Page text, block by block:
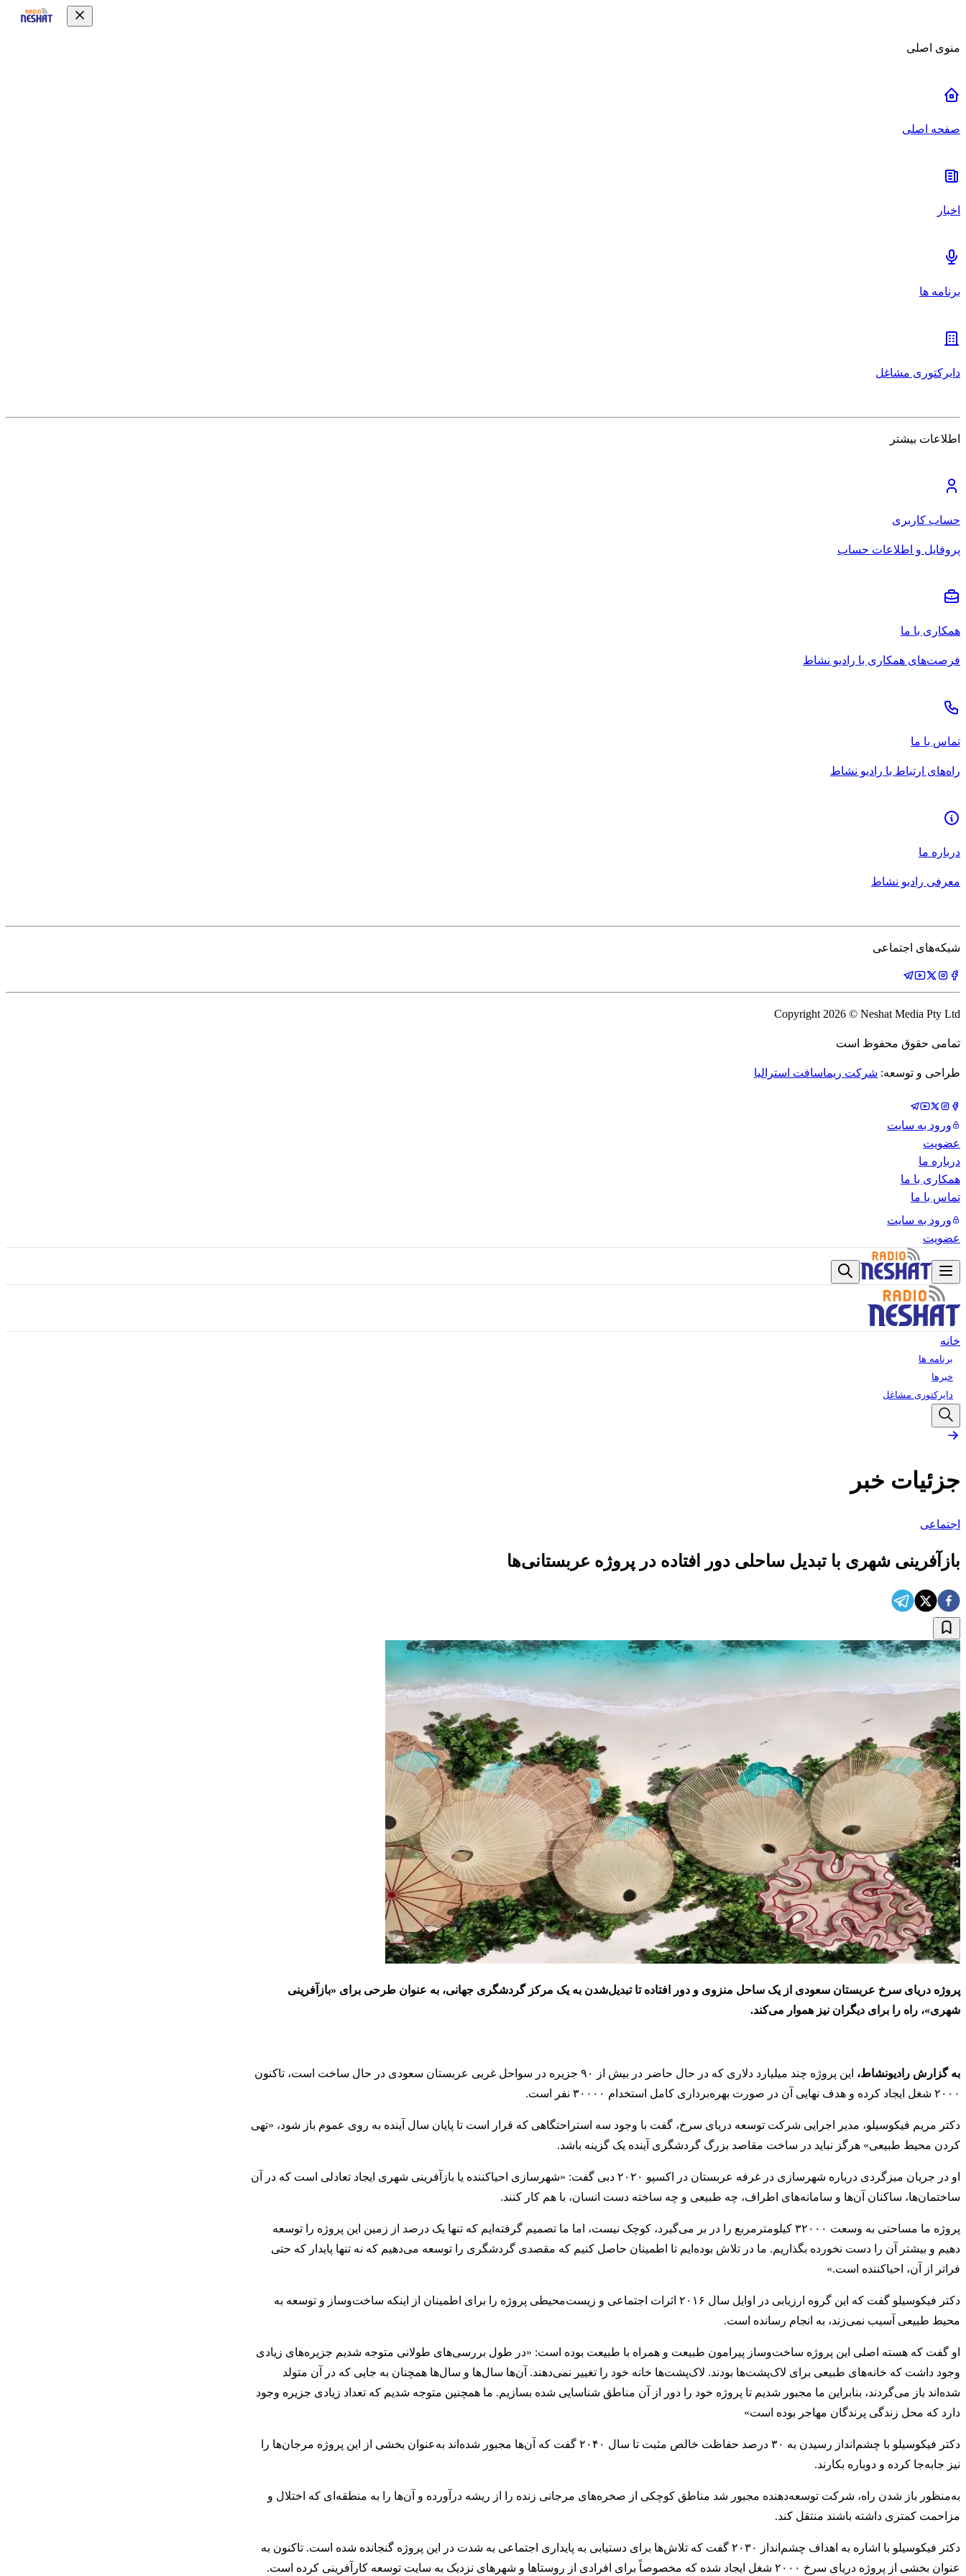
منوی اصلی
صفحه اصلی
اخبار
برنامه ها
دایرکتوری مشاغل
اطلاعات بیشتر
حساب کاربری
پروفایل و اطلاعات حساب
همکاری با ما
فرصت‌های همکاری با رادیو نشاط
تماس با ما
راه‌های ارتباط با رادیو نشاط
درباره ما
معرفی رادیو نشاط
شبکه‌های اجتماعی
Copyright 2026 © Neshat Media Pty Ltd
تمامی حقوق محفوظ است
طراحی و توسعه: شرکت ریماسافت استرالیا
ورود به سایت
عضویت
درباره ما
همکاری با ما
تماس با ما
ورود به سایت
عضویت
خانه
برنامه ها
خبرها
دایرکتوری مشاغل
جزئیات خبر
اجتماعی
بازآفرینی شهری با تبدیل ساحلی ‌دور افتاده در پروژه عربستانی‌ها
پروژه دریای سرخ عربستان سعودی از یک ساحل منزوی و دور افتاده تا تبدیل‌شدن به یک مرکز گردشگری جهانی، به عنوان طرحی برای «بازآفرینی
شهری»، راه را برای دیگران نیز هموار می‌کند.
به گزارش رادیونشاط،
این پروژه چند میلیارد دلاری که در حال حاضر در بیش از ۹۰ جزیره در سواحل غربی عربستان سعودی در حال ساخت است، تاکنون
۲۰۰۰ شغل ایجاد کرده و هدف نهایی آن در صورت بهره‌برداری کامل استخدام ۳۰۰۰۰ نفر است.
دکتر مریم فیکوسیلو، مدیر اجرایی شرکت توسعه دریای سرخ، گفت با وجود سه استراحتگاهی که قرار است تا پایان سال آینده به روی عموم باز شود، «تهی
کردن محیط طبیعی» هرگز نباید در ساخت مقاصد بزرگ گردشگری آینده یک گزینه باشد.
او در جریان میزگردی درباره شهرسازی در غرفه عربستان در اکسپو ۲۰۲۰ دبی گفت: «شهرسازی احیاکننده یا بازآفرینی شهری ایجاد تعادلی است که در آن
ساختمان‌ها، ساکنان آن‌ها و سامانه‌های اطراف، چه طبیعی و چه ساخته دست انسان، با هم کار کنند.
پروژه ما مساحتی به وسعت ۳۲۰۰۰ کیلومترمربع را در بر می‌گیرد، کوچک نیست، اما ما تصمیم گرفته‌ایم که تنها یک درصد از زمین این پروژه را توسعه
دهیم و بیشتر آن را دست نخورده بگذاریم. ما در تلاش بوده‌ایم تا اطمینان حاصل کنیم که مقصدی گردشگری را توسعه می‌دهیم که نه تنها پایدار که حتی
فراتر از آن، احیاکننده است.»
دکتر فیکوسیلو گفت که این گروه ارزیابی در اوایل سال ۲۰۱۶ اثرات اجتماعی و زیست‌محیطی پروژه را برای اطمینان از اینکه ساخت‌وساز و توسعه به
محیط طبیعی آسیب نمی‌زند، به انجام رسانده است.
او گفت که هسته اصلی این پروژه ساخت‌وساز پیرامون طبیعت و همراه با طبیعت بوده است: «در طول بررسی‌های طولانی متوجه شدیم جزیره‌های زیادی
وجود داشت که خانه‌های طبیعی برای لاک‌پشت‌ها بودند. لاک‌پشت‌ها خانه خود را تغییر نمی‌دهند. آن‌ها سال‌ها و سال‌ها همچنان به جایی که در آن متولد
شده‌اند باز می‌گردند، بنابراین ما مجبور شدیم تا پروژه خود را دور از آن مناطق شناسایی شده بسازیم. ما همچنین متوجه شدیم که تعداد زیادی جزیره وجود
دارد که محل زندگی پرندگان مهاجر بوده است»
دکتر فیکوسیلو با چشم‌انداز رسیدن به ۳۰ درصد حفاظت خالص مثبت تا سال ۲۰۴۰ گفت که آن‌ها مجبور شده‌اند به‌عنوان بخشی از این پروژه مرجان‌ها را
نیز جابه‌جا کرده و دوباره بکارند.
به‌منظور باز شدن راه، شرکت توسعه‌دهنده مجبور شد مناطق کوچکی از صخره‌های مرجانی زنده را از ریشه درآورده و آن‌ها را به منطقه‌ای که اختلال و
مزاحمت کمتری داشته باشند منتقل کند.
دکتر فیکوسیلو با اشاره به اهداف چشم‌انداز ۲۰۳۰ گفت که تلاش‌ها برای دستیابی به پایداری اجتماعی به شدت در این پروژه گنجانده شده است. تاکنون به
عنوان بخشی از پروژه دریای سرخ ۲۰۰۰ شغل ایجاد شده که مخصوصاً برای افرادی از روستاها و شهرهای نزدیک به سایت توسعه کارآفرینی کرده است.